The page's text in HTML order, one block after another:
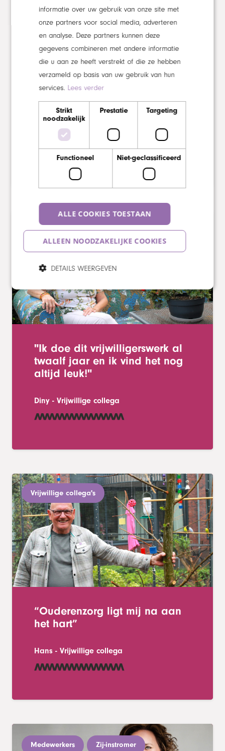
“Door écht tijd te nemen voor
mensen, krijg je hele andere
gesprekken”
Anouk -Verzorgende IG Thuiszorg
Vrijwillige collega's
"Ik doe dit vrijwilligerswerk al
twaalf jaar en ik vind het nog
altijd leuk!"
Diny - Vrijwillige collega
Vrijwillige collega's
“Ouderenzorg ligt mij na aan
het hart”
Hans - Vrijwillige collega
Medewerkers Zij-instromer
informatie over uw gebruik van onze site met
onze partners voor social media, adverteren
en analyse. Deze partners kunnen deze
gegevens combineren met andere informatie
die u aan ze heeft verstrekt of die ze hebben
verzameld op basis van uw gebruik van hun
services. Lees verder
Strikt
noodzakelijk
Prestatie Targeting
Functioneel Niet-geclassificeerd
ALLE COOKIES TOESTAAN
ALLEEN NOODZAKELIJKE COOKIES
DETAILS WEERGEVEN